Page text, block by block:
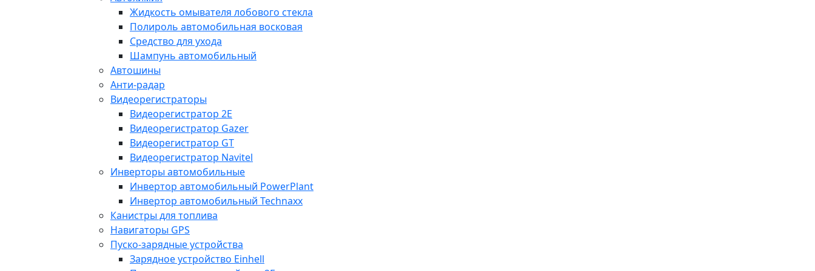
Жидкость омывателя лобового стекла
Полироль автомобильная восковая
Средство для ухода
Шампунь автомобильный
Автошины
Анти-радар
Видеорегистраторы
Видеорегистратор 2E
Видеорегистратор Gazer
Видеорегистратор GT
Видеорегистратор Navitel
Инверторы автомобильные
Инвертор автомобильный PowerPlant
Инвертор автомобильный Technaxx
Канистры для топлива
Навигаторы GPS
Пуско-зарядные устройства
Зарядное устройство Einhell